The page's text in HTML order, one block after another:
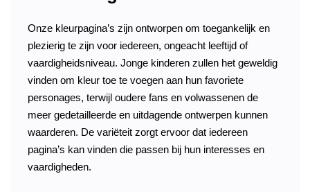
Onze kleurpagina’s zijn ontworpen om toegankelijk en
plezierig te zijn voor iedereen, ongeacht leeftijd of
vaardigheidsniveau. Jonge kinderen zullen het geweldig
vinden om kleur toe te voegen aan hun favoriete
personages, terwijl oudere fans en volwassenen de
meer gedetailleerde en uitdagende ontwerpen kunnen
waarderen. De variëteit zorgt ervoor dat iedereen
pagina’s kan vinden die passen bij hun interesses en
vaardigheden.